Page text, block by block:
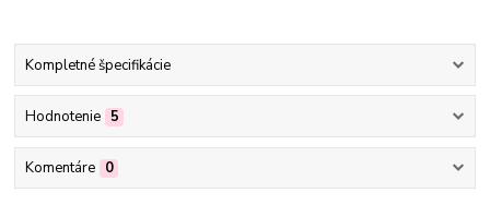
Kompletné špecifikácie
Hodnotenie 5
Komentáre 0